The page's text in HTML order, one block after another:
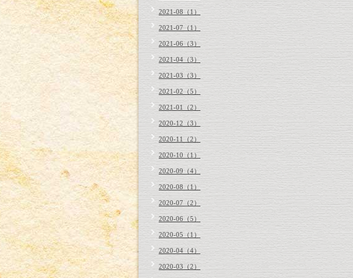
2021-08（1）
2021-07（1）
2021-06（3）
2021-04（3）
2021-03（3）
2021-02（5）
2021-01（2）
2020-12（3）
2020-11（2）
2020-10（1）
2020-09（4）
2020-08（1）
2020-07（2）
2020-06（5）
2020-05（1）
2020-04（4）
2020-03（2）